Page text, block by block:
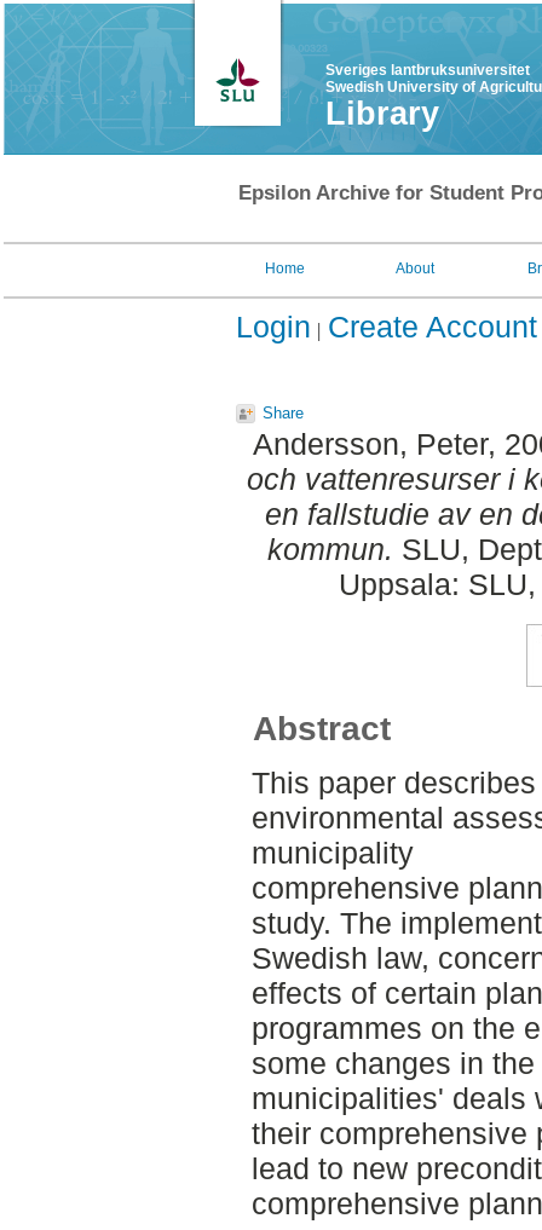
Sveriges lantbruksuniversitet
Swedish University of
Library
Epsilon Archive for Student
Home About
Login Create Account
Share
Andersson, Peter,
och vattenresurser i
en fallstudie av en
kommun. SLU,
Uppsala:
Abstract
This paper
environmental
municipality
comprehensive
study. The
Swedish law,
effects of certain
programmes on the
some changes in
municipalities' deals
their comprehensive
lead to new
comprehensive